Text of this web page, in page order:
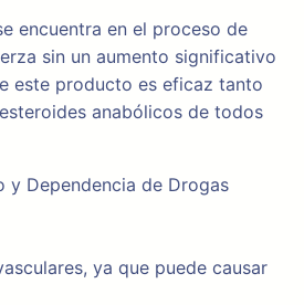
encuentra en el proceso de
sin un aumento significativo
este producto es eficaz tanto
anabólicos de todos
y Dependencia de Drogas
ya que puede causar